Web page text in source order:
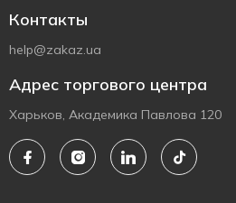
Контакты
help@zakaz.ua
Адрес торгового центра
Харьков, Академика Павлова 120